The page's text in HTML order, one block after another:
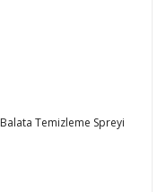
Balata Temizleme Spreyi